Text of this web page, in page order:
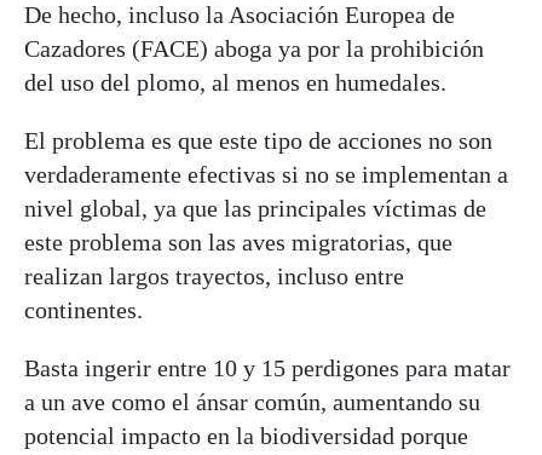
De hecho, incluso la Asociación Europea de
Cazadores (FACE) aboga ya por la prohibición
del uso del plomo, al menos en humedales.
El problema es que este tipo de acciones no son
verdaderamente efectivas si no se implementan a
nivel global, ya que las principales víctimas de
este problema son las aves migratorias, que
realizan largos trayectos, incluso entre
continentes.
Basta ingerir entre 10 y 15 perdigones para matar
a un ave como el ánsar común, aumentando su
potencial impacto en la biodiversidad porque